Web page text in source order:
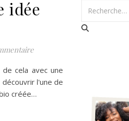
idée
cela avec une
découvrir l'une de
créée…